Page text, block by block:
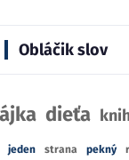
Obláčik slov
dieťa
jeden strana pekný